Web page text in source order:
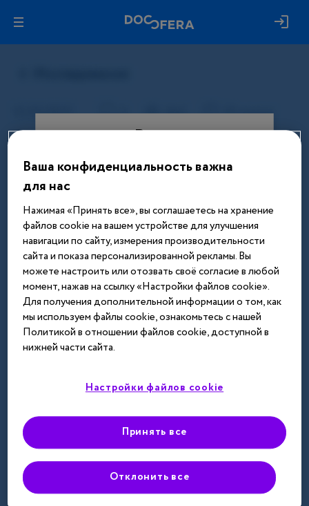
Вход
Этот материал доступен только
после авторизации. Войдите или
зарегистрируйтесь, чтобы получить
доступ ко всем материалам сайта
Введите телефон или email
Далее
Зарегистрироваться
Ваша конфиденциальность важна
для нас
Нажимая «Принять все», вы соглашаетесь на хранение
файлов cookie на вашем устройстве для улучшения
навигации по сайту, измерения производительности
сайта и показа персонализированной рекламы. Вы
можете настроить или отозвать своё согласие в любой
момент, нажав на ссылку «Настройки файлов cookie».
Для получения дополнительной информации о том, как
мы используем файлы cookie, ознакомьтесь с нашей
Политикой в отношении файлов cookie, доступной в
нижней части сайта.
Настройки файлов cookie
Отклонить все
Принять все